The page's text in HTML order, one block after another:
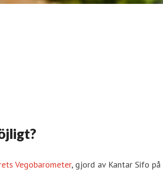
Vegobarometer, gjord av Kantar Sifo